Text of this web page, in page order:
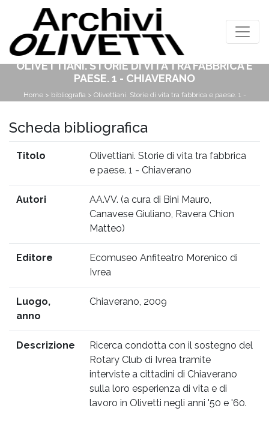
OLIVETTIANI. STORIE DI VITA TRA FABBRICA E
PAESE. 1 - CHIAVERANO
Home> bibliografia > Olivettiani. Storie di vita tra fabbrica e paese. 1 -
Scheda bibliografica
Titolo
Olivettiani. Storie di vita tra fabbrica
e paese. 1 - Chiaverano
Autori
AA.VV. (a cura di Bini Mauro,
Canavese Giuliano, Ravera Chion
Matteo)
Editore
Ecomuseo Anfiteatro Morenico di
Ivrea
Luogo,
anno
Chiaverano, 2009
Descrizione
Ricerca condotta con il sostegno del
Rotary Club di Ivrea tramite
interviste a cittadini di Chiaverano
sulla loro esperienza di vita e di
lavoro in Olivetti negli anni '50 e '60.